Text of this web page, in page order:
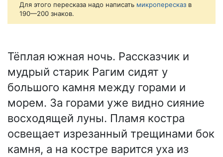
Для этого пересказа надо написать микропересказ в
190—200 знаков.
Тёплая южная ночь. Рассказчик и
мудрый старик Рагим сидят у
большого камня между горами и
морем. За горами уже видно сияние
восходящей луны. Пламя костра
освещает изрезанный трещинами бок
камня, а на костре варится уха из